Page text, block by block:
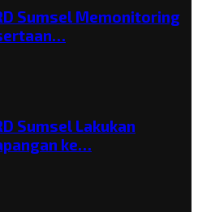
Sumsel Memonitoring
Sumsel Lakukan
ke…